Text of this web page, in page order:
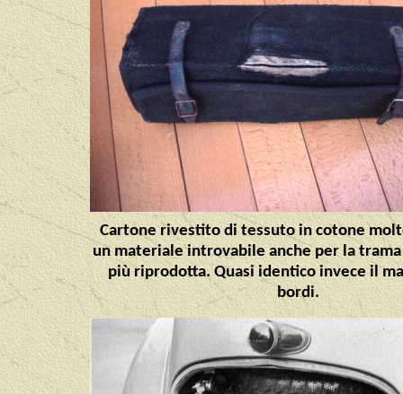
Cartone rivestito di tessuto in cotone
un materiale introvabile anche per la
più riprodotta. Quasi identico invece il
bordi.